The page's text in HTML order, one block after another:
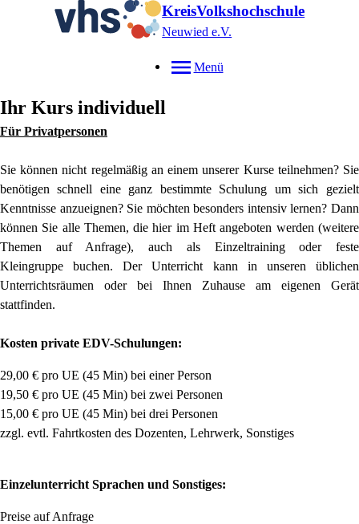
KreisVolkshochschule
Neuwied e.V.
Menü
Ihr Kurs individuell
Für Privatpersonen
Sie können nicht regelmäßig an einem unserer Kurse teilnehmen? Sie
benötigen schnell eine ganz bestimmte Schulung um sich gezielt
Kenntnisse anzueignen? Sie möchten besonders intensivlernen? Dann
können Sie alle Themen, die hier im Heftangeboten werden (weitere
Themen auf Anfrage),auch als Einzeltraining oder feste
Kleingruppebuchen. Der Unterricht kann in unseren üblichen
Unterrichtsräumen oder bei Ihnen Zuhause am eigenen Gerät
stattfinden.
Kosten private EDV-Schulungen:
29,00 € pro UE (45 Min) bei einer Person
19,50 € pro UE (45 Min) bei zwei Personen
15,00 € pro UE (45 Min) bei drei Personen
zzgl. evtl. Fahrtkosten des Dozenten, Lehrwerk, Sonstiges
Einzelunterricht Sprachen und Sonstiges:
Preise auf Anfrage